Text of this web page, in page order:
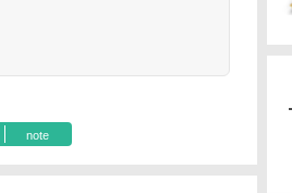
note